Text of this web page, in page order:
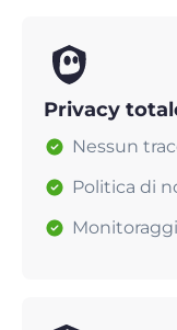
Privacy
Nessun
Politica di